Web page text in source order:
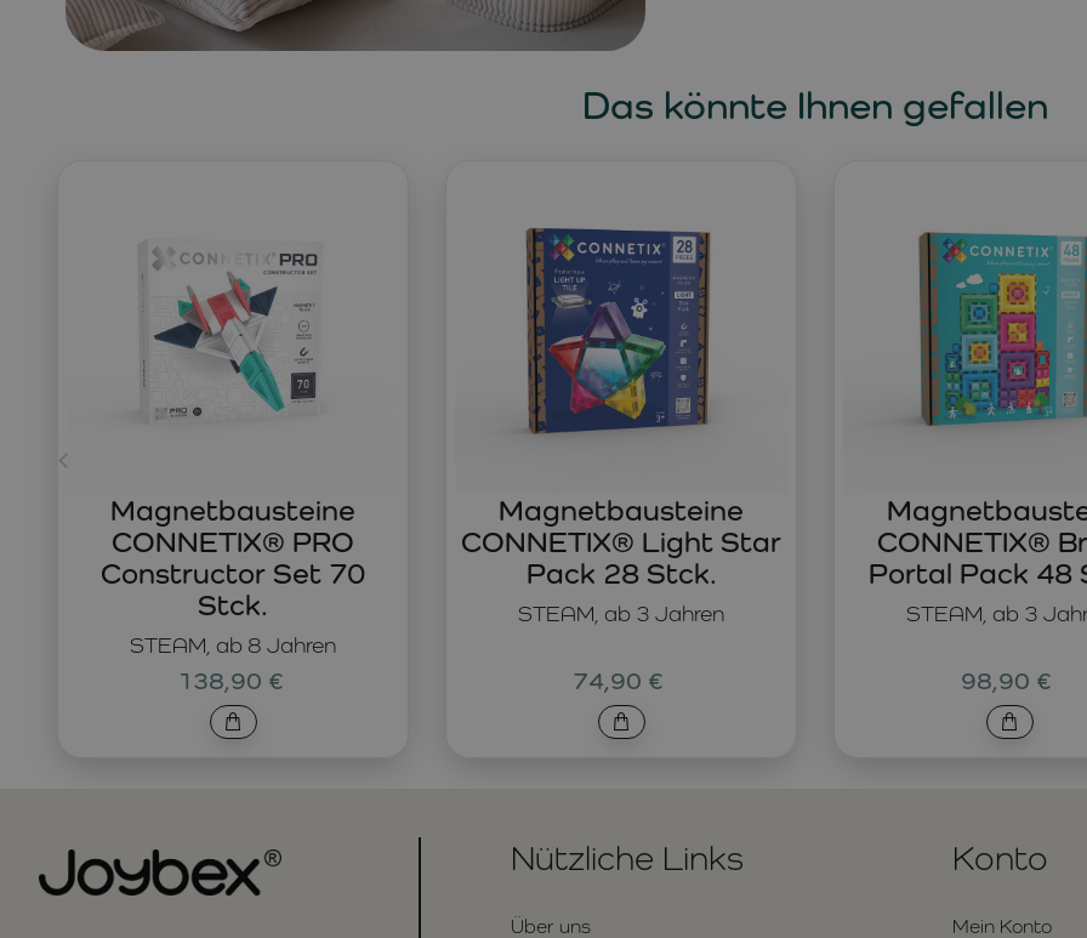
Das könnte Ihnen gefallen
STEAM, ab 8 Jahren
Magnetbausteine
CONNETIX® PRO
Constructor Set 70
Stck.
138,90 €
STEAM, ab 3 Jahren
Magnetbausteine
CONNETIX® Light Star
Pack 28 Stck.
74,90 €
STEAM, ab 3
CONNETIX®
Portal Pack 48
98,90 €
Nützliche Links
Über uns
Konto
Mein Konto